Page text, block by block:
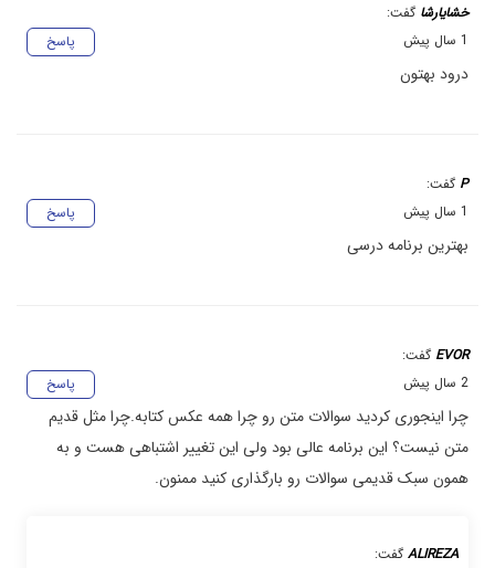
خشایارشا گفت:
پاسخ
1 سال پیش
درود بهتون
P گفت:
پاسخ
1 سال پیش
بهترین برنامه درسی
EVOR گفت:
پاسخ
2 سال پیش
چرا اینجوری کردید سوالات متن رو چرا همه عکس کتابه.چرا مثل قدیم
متن نیست؟ این برنامه عالی بود ولی این تغییر اشتباهی هست و به
همون سبک قدیمی سوالات رو بارگذاری کنید ممنون.
ALIREZA گفت: